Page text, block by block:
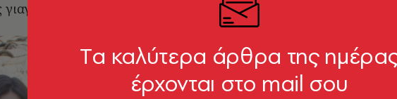
του κάθε τόπου.
Tα καλύτερα άρθρα της
έρχονται στο mail σου